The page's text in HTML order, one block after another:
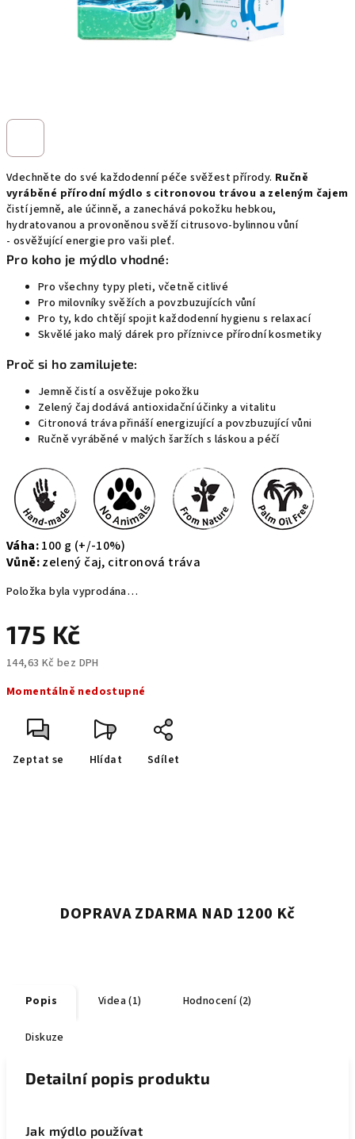
Vdechněte do své každodenní péče svěžest přírody. Ručně
vyráběné přírodní mýdlo s citronovou trávou a zeleným čajem
čistí jemně, ale účinně, a zanechává pokožku hebkou,
hydratovanou a provoněnou svěží citrusovo-bylinnou vůní
- osvěžující energie pro vaši pleť.
Pro koho je mýdlo vhodné:
Pro všechny typy pleti, včetně citlivé
Pro milovníky svěžích a povzbuzujících vůní
Pro ty, kdo chtějí spojit každodenní hygienu s relaxací
Skvělé jako malý dárek pro příznivce přírodní kosmetiky
Proč si ho zamilujete:
Jemně čistí a osvěžuje pokožku
Zelený čaj dodává antioxidační účinky a vitalitu
Citronová tráva přináší energizující a povzbuzující vůni
Ručně vyráběné v malých šaržích s láskou a péčí
Váha:100 g (+/-10%)
Vůně:zelený čaj, citronová tráva
Položka byla vyprodána…
175 Kč
144,63 Kč bez DPH
cena:
Momentálně nedostupné
Zeptat se Hlídat Sdílet
DOPRAVA ZDARMA NAD 1200 Kč
Popis Videa (1) Hodnocení (2)
Diskuze
Detailní popis produktu
Jak mýdlo používat